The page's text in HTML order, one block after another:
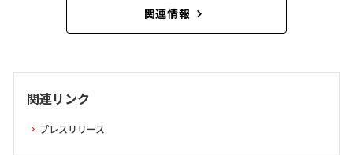
関連情報
関連リンク
プレスリリース